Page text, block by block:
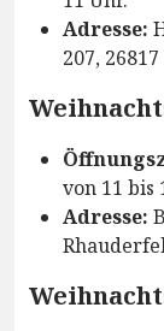
Adresse:
207,
von 11 bis
Adresse: